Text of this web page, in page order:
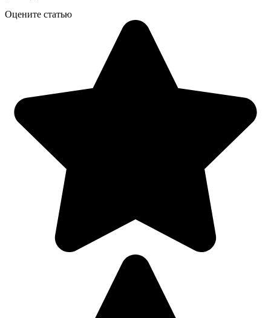
Оцените статью